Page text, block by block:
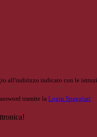
all'indirizzo indicato con le
tramite la Login Spaggiari